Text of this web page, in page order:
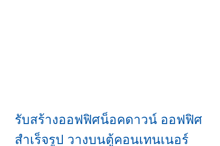
รับสร้างออฟฟิศน็อคดาวน์ ออฟฟิศ
สำเร็จรูป วางบนตู้คอนเทนเนอร์